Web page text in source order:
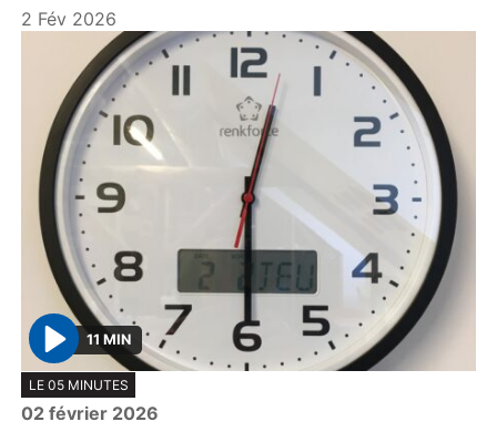
y
2 Fév 2026
P
l
a
11 MIN
LE 05 MINUTES
02 février 2026